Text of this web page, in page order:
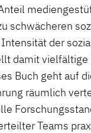
schwächeren
der
damit vielfältige
Buch geht auf
räumlich
Teams